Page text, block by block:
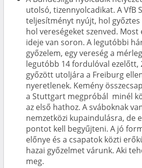
utolsó, tizennyolcadikat. A VfB
teljesítményt nyújt, hol győztes
hol vereségeket szenved. Most
ideje van soron. A legutóbbi
győzelem, egy vereség a
legutóbb 14 fordulóval ezelőtt,
győzött utoljára a Freiburg
nyeretlenek. Kemény
a Stuttgart megpróbál minél
az első hathoz. A sváboknak
nemzetközi kupaindulásra, de
pontot kell begyűjteni. A jó
előnye és a csapatok közti
hazai győzelmet várunk. Aki
meg.